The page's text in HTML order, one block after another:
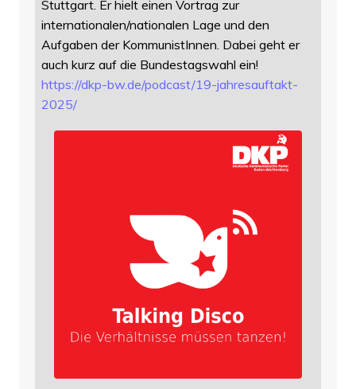
Stuttgart. Er hielt einen Vortrag zur
internationalen/nationalen Lage und den
Aufgaben der KommunistInnen. Dabei geht er
auch kurz auf die Bundestagswahl ein!
https://dkp-bw.de/podcast/19-jahresauftakt-
2025/